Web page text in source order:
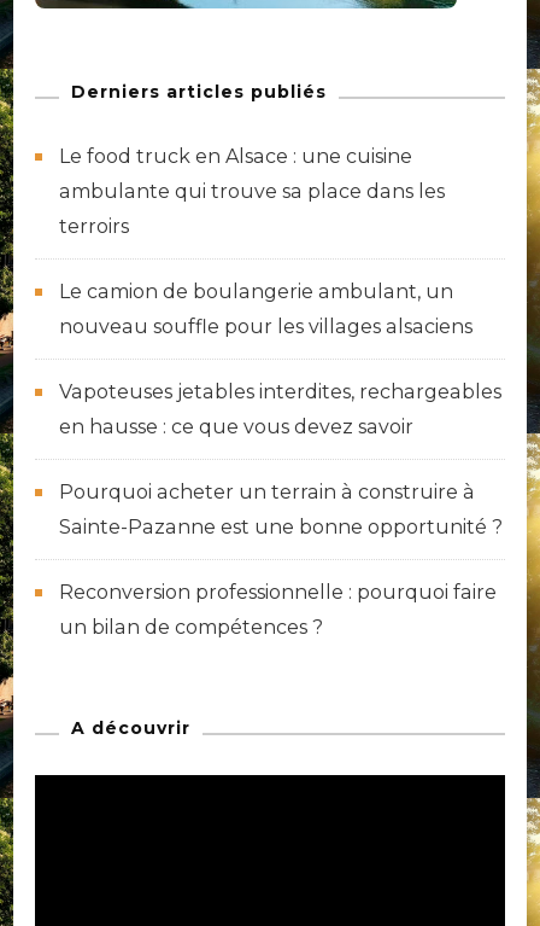
Derniers articles publiés
Le food truck en Alsace : une cuisine
ambulante qui trouve sa place dans les
terroirs
Le camion de boulangerie ambulant, un
nouveau souffle pour les villages alsaciens
Vapoteuses jetables interdites, rechargeables
en hausse : ce que vous devez savoir
Pourquoi acheter un terrain à construire à
Sainte-Pazanne est une bonne opportunité ?
Reconversion professionnelle : pourquoi faire
un bilan de compétences ?
A découvrir